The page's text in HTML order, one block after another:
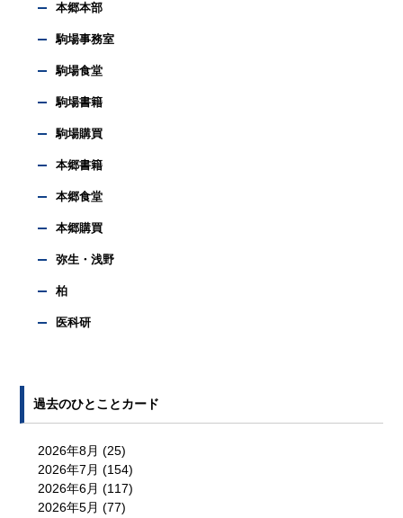
本郷本部
駒場事務室
駒場食堂
駒場書籍
駒場購買
本郷書籍
本郷食堂
本郷購買
弥生・浅野
柏
医科研
過去のひとことカード
2026年8月 (25)
2026年7月 (154)
2026年6月 (117)
2026年5月 (77)